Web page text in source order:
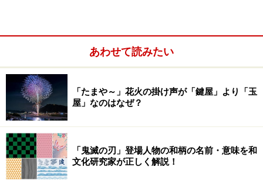
お月見クイズ1の答え……十五夜の日付は毎
年違う
十五夜の日付は毎年違います。仕事帰りに眺めるだけでも癒
されますね
あわせて読みたい
「たまや～」花火の掛け声が「鍵屋」より「玉
屋」なのはなぜ？
「鬼滅の刃」登場人物の和柄の名前・意味を和
文化研究家が正しく解説！